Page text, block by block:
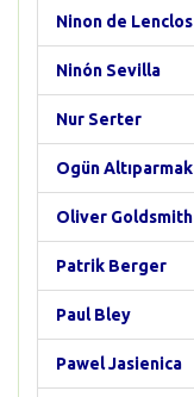
Ninon de Lenclos
Ninón Sevilla
Nur Serter
Ogün Altıparmak
Oliver Goldsmith
Patrik Berger
Paul Bley
Pawel Jasienica